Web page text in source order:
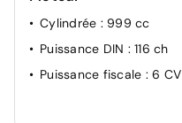
Cylindrée : 999 cc
Puissance DIN : 116 ch
Puissance fiscale : 6 CV